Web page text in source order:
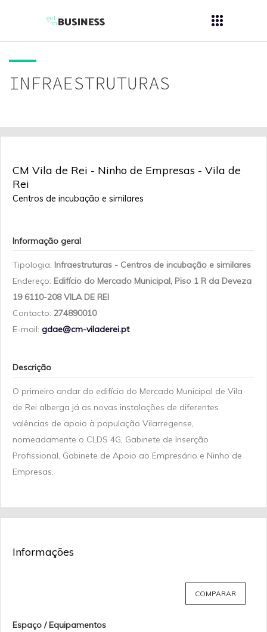
INFRAESTRUTURAS
CM Vila de Rei - Ninho de Empresas - Vila de
Rei
Centros de incubação e similares
Informação geral
Tipologia: Infraestruturas - Centros de incubação e similares
Endereço: Edifício do Mercado Municipal, Piso 1 R da Deveza
19 6110-208 VILA DE REI
Contacto: 274890010
E-mail: gdae@cm-viladerei.pt
Descrição
O primeiro andar do edifício do Mercado Municipal de Vila
de Rei alberga já as novas instalações de diferentes
valências de apoio à população Vilarregense,
nomeadamente o CLDS 4G, Gabinete de Inserção
Profissional, Gabinete de Apoio ao Empresário e Ninho de
Empresas.
Informações
COMPARAR
Espaço / Equipamentos